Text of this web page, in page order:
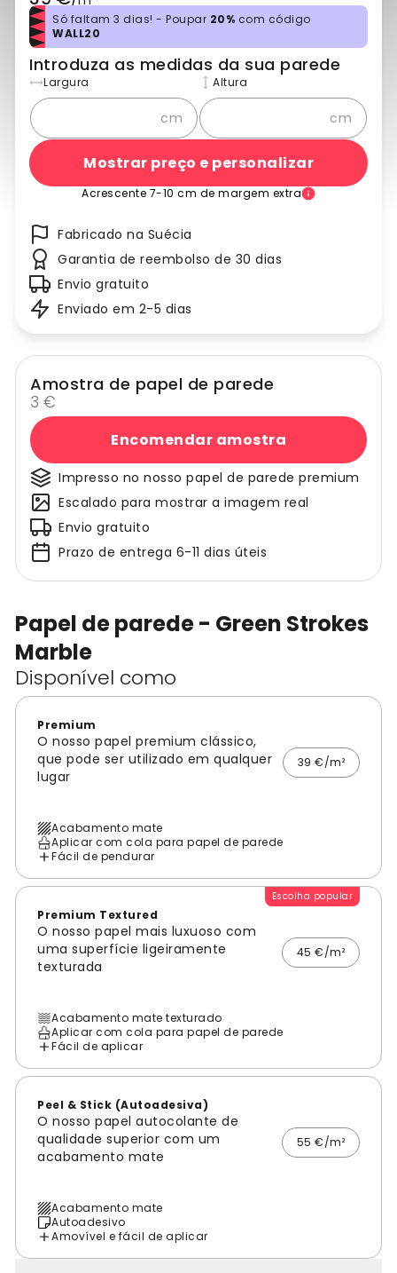
Papel de parede - Green Strokes
Marble
Disponível como
Premium
O nosso papel premium clássico,
que pode ser utilizado em qualquer
lugar
39 €/m²
Acabamento mate
Aplicar com cola para papel de parede
Fácil de pendurar
Escolha popular
Premium Textured
O nosso papel mais luxuoso com
uma superfície ligeiramente
texturada
45 €/m²
Acabamento mate texturado
Aplicar com cola para papel de parede
Fácil de aplicar
Peel & Stick (Autoadesiva)
O nosso papel autocolante de
qualidade superior com um
acabamento mate
55 €/m²
Acabamento mate
Autoadesivo
Amovível e fácil de aplicar
Só faltam 3 dias! - Poupar 20% com código
WALL20
Introduza as medidas da sua parede
Largura
cm
Altura
cm
Mostrar preço e personalizar
Acrescente 7-10 cm de margem extra
Fabricado na Suécia
Garantia de reembolso de 30 dias
Envio gratuito
Enviado em 2-5 dias
Amostra de papel de parede
3 €
Encomendar amostra
Impresso no nosso papel de parede premium
Escalado para mostrar a imagem real
Envio gratuito
Prazo de entrega 6-11 dias úteis